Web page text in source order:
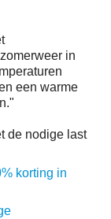
in
een warme
de nodige last
korting in